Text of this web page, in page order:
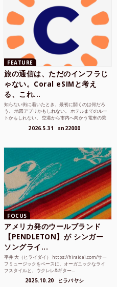
FEATURE
旅の通信は、ただのインフラじ
ゃない。Coral eSIMと考え
る、これ...
知らない街に着いたとき、最初に開くのは何だろ
う。 地図アプリかもしれない。 ホテルまでのルー
トかもしれない。 空港から市内へ向かう電車の乗
2026.5.31 sn22000
FOCUS
アメリカ発のウールブランド
【PENDLETON】が シンガー
ソングライ...
平井 大（ヒライダイ） https://hiraidai.com/サー
フミュージックをベースに、オーガニックなライ
フスタイルと、ウクレレ&ギター...
2025.10.20 ヒラバヤシ